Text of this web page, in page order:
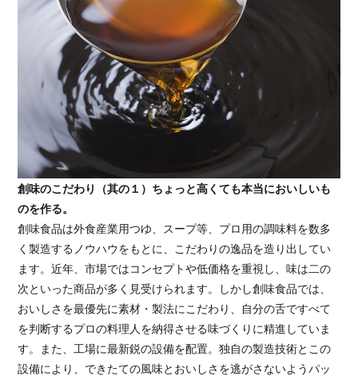
創味のこだわり（其の１）ちょっと高くても本当においしいも
のを作る。
創味食品は外食産業用つゆ、スープ等、プロ用の調味料を数多
く製造するノウハウをもとに、こだわりの逸品を造り出してい
ます。近年、市場ではコンセプトや低価格を重視し、味は二の
次といった商品が多く見受けられます。しかし創味食品では、
おいしさを最優先に素材・製法にこだわり、自分の舌ですべて
を判断するプロの料理人を納得させる味づくりに精進していま
す。また、工場に最新鋭の設備を配置。独自の製造技術とこの
設備により、できたての風味とおいしさを逃がさないようパッ